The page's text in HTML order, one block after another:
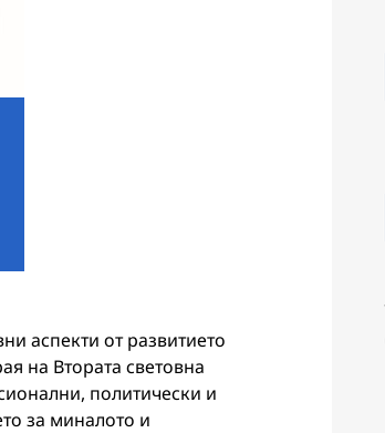
аспекти от развитието
на Втората световна
политически и
за миналото и